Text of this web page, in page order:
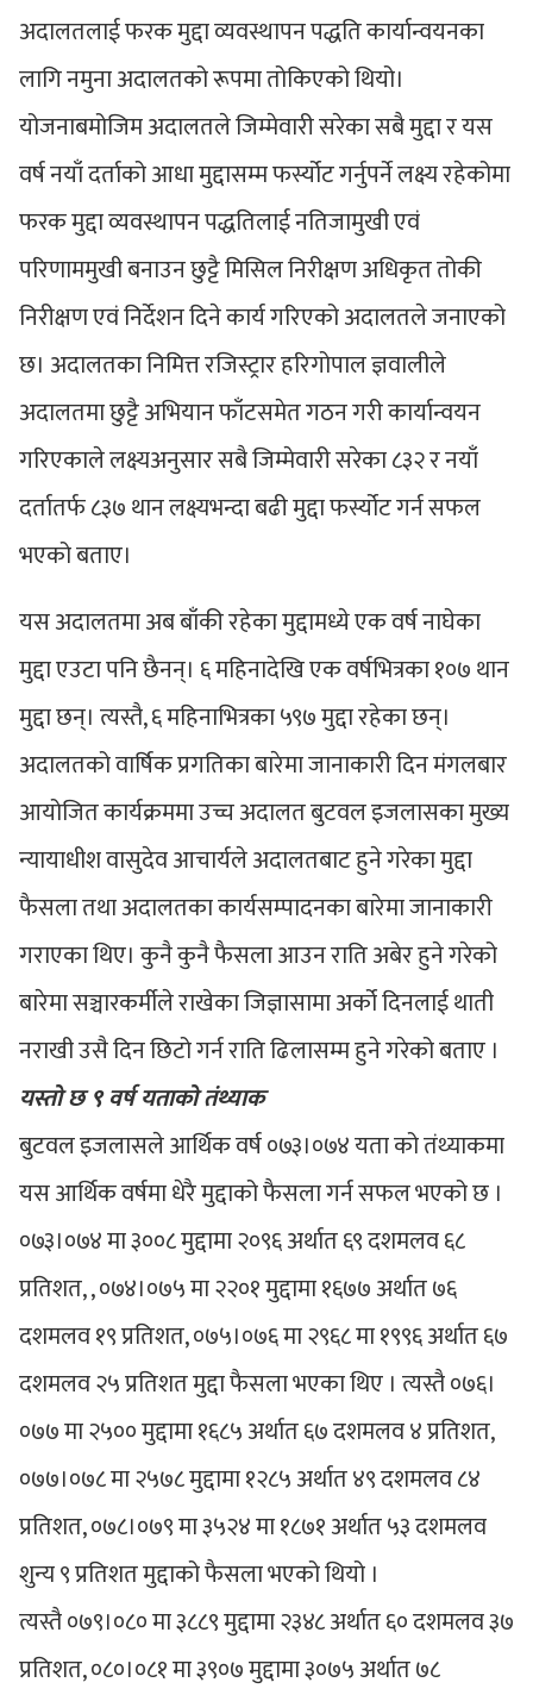
अदालतलाई फरक मुद्दा व्यवस्थापन पद्धति कार्यान्वयनका
लागि नमुना अदालतको रूपमा तोकिएको थियो।
योजनाबमोजिम अदालतले जिम्मेवारी सरेका सबै मुद्दा र यस
वर्ष नयाँ दर्ताको आधा मुद्दासम्म फर्स्योट गर्नुपर्ने लक्ष्य रहेकोमा
फरक मुद्दा व्यवस्थापन पद्धतिलाई नतिजामुखी एवं
परिणाममुखी बनाउन छुट्टै मिसिल निरीक्षण अधिकृत तोकी
निरीक्षण एवं निर्देशन दिने कार्य गरिएको अदालतले जनाएको
छ। अदालतका निमित्त रजिस्ट्रार हरिगोपाल ज्ञवालीले
अदालतमा छुट्टै अभियान फाँटसमेत गठन गरी कार्यान्वयन
गरिएकाले लक्ष्यअनुसार सबै जिम्मेवारी सरेका ८३२ र नयाँ
दर्तातर्फ ८३७ थान लक्ष्यभन्दा बढी मुद्दा फर्स्योट गर्न सफल
भएको बताए।
यस अदालतमा अब बाँकी रहेका मुद्दामध्ये एक वर्ष नाघेका
मुद्दा एउटा पनि छैनन्। ६ महिनादेखि एक वर्षभित्रका १०७ थान
मुद्दा छन्। त्यस्तै, ६ महिनाभित्रका ५९७ मुद्दा रहेका छन्।
अदालतको वार्षिक प्रगतिका बारेमा जानाकारी दिन मंगलबार
आयोजित कार्यक्रममा उच्च अदालत बुटवल इजलासका मुख्य
न्यायाधीश वासुदेव आचार्यले अदालतबाट हुने गरेका मुद्दा
फैसला तथा अदालतका कार्यसम्पादनका बारेमा जानाकारी
गराएका थिए। कुनै कुनै फैसला आउन राति अबेर हुने गरेको
बारेमा सञ्चारकर्मीले राखेका जिज्ञासामा अर्को दिनलाई थाती
नराखी उसै दिन छिटो गर्न राति ढिलासम्म हुने गरेको बताए ।
यस्तो छ ९ वर्ष यताको तंथ्याक
बुटवल इजलासले आर्थिक वर्ष ०७३।०७४ यता को तंथ्याकमा
यस आर्थिक वर्षमा धेरै मुद्दाको फैसला गर्न सफल भएको छ ।
०७३।०७४ मा ३००८ मुद्दामा २०९६ अर्थात ६९ दशमलव ६८
प्रतिशत, , ०७४।०७५ मा २२०१ मुद्दामा १६७७ अर्थात ७६
दशमलव १९ प्रतिशत, ०७५।०७६ मा २९६८ मा १९९६ अर्थात ६७
दशमलव २५ प्रतिशत मुद्दा फैसला भएका थिए । त्यस्तै ०७६।
०७७ मा २५०० मुद्दामा १६८५ अर्थात ६७ दशमलव ४ प्रतिशत,
०७७।०७८ मा २५७८ मुद्दामा १२८५ अर्थात ४९ दशमलव ८४
प्रतिशत, ०७८।०७९ मा ३५२४ मा १८७१ अर्थात ५३ दशमलव
शुन्य ९ प्रतिशत मुद्दाको फैसला भएको थियो ।
त्यस्तै ०७९।०८० मा ३८८९ मुद्दामा २३४८ अर्थात ६० दशमलव ३७
प्रतिशत, ०८०।०८१ मा ३९०७ मुद्दामा ३०७५ अर्थात ७८